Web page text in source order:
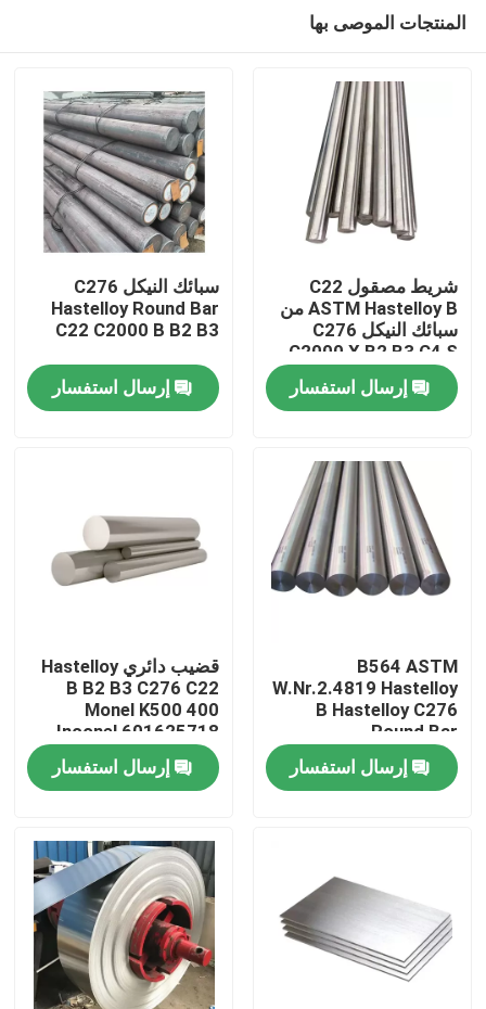
مسكن
معلومات عنا
جولة في المعمل
اتصل بنا
مادة Inconel 600
مادة Incoloy 800
المنتجات الموصى بها
شريط مصقول C22
ASTM Hastelloy B من
سبائك النيكل C276
C2000 X B2 B3 C4 S
G35
إرسال استفسار
سبائك النيكل C276
Hastelloy Round Bar
C22 C2000 B B2 B3
إرسال استفسار
B564 ASTM
W.Nr.2.4819 Hastelloy
B Hastelloy C276
Round Bar
إرسال استفسار
قضيب دائري Hastelloy
B B2 B3 C276 C22
Monel K500 400
Inconel 601625718
X750825201
إرسال استفسار